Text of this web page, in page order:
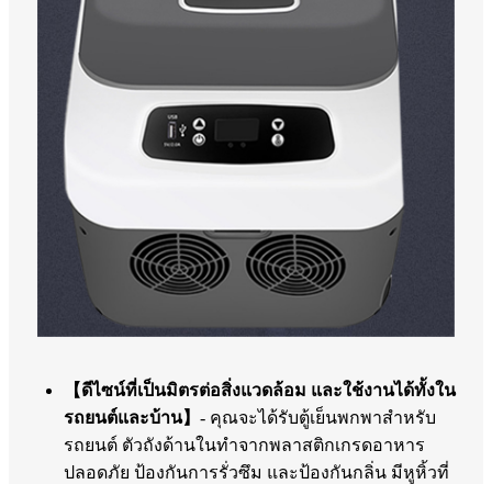
【ดีไซน์ที่เป็นมิตรต่อสิ่งแวดล้อม และใช้งานได้ทั้งใน
รถยนต์และบ้าน】 - คุณจะได้รับตู้เย็นพกพาสำหรับ
รถยนต์ ตัวถังด้านในทำจากพลาสติกเกรดอาหาร
ปลอดภัย ป้องกันการรั่วซึม และป้องกันกลิ่น มีหูหิ้วที่